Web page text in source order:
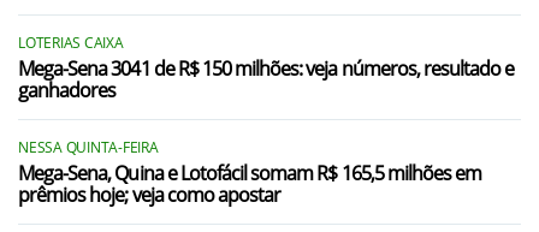
LOTERIAS CAIXA
Mega-Sena 3041 de R$ 150 milhões: veja números, resultado e
ganhadores
NESSA QUINTA-FEIRA
Mega-Sena, Quina e Lotofácil somam R$ 165,5 milhões em
prêmios hoje; veja como apostar